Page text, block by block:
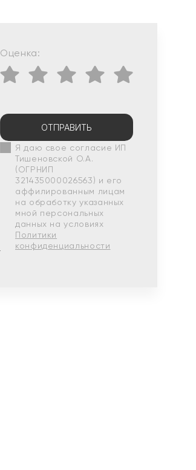
Оценка:
ОТПРАВИТЬ
Я даю свое согласие ИП
Тишеновской О.А.
(ОГРНИП
321435000026563) и его
аффилированным лицам
на обработку указанных
мной персональных
данных на условиях
Политики
конфиденциальности